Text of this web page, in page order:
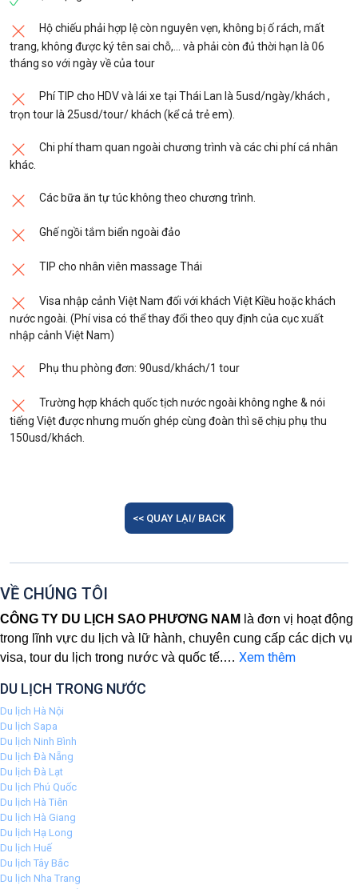
HDV làm thủ tục cho quý khách check in chuyến
bayVN604của hãngVietNamAirlines vào lúc
14:25 (Hoặc chuyến VJ804 lúc 14:00 hoặc
chuyến bay VU130 lúc 14:45)về lại Sài Gòn.
Đếnsân bay Tân Sơn Nhất, quý khách làm thủ
lời chia tay quý khách và hẹn gặp lại trong các
Liên hệ: Nguyễn Thuận – 093 1158 669 | 0918
Hộ chiếu phải hợp lệ còn nguyên vẹn, không bị ố rách, mất
trang, không được ký tên sai chỗ,… và phải còn đủ thời hạn là 06
tháng so với ngày về của tour
Phí TIP cho HDV và lái xe tại Thái Lan là 5usd/ngày/khách ,
trọn tour là 25usd/tour/ khách (kể cả trẻ em).
Chi phí tham quan ngoài chương trình và các chi phí cá nhân
khác.
Các bữa ăn tự túc không theo chương trình.
Ghế ngồi tắm biển ngoài đảo
TIP cho nhân viên massage Thái
Visa nhập cảnh Việt Nam đối với khách Việt Kiều hoặc khách
nước ngoài. (Phí visa có thể thay đổi theo quy định của cục xuất
nhập cảnh Việt Nam)
Phụ thu phòng đơn: 90usd/khách/1 tour
Trường hợp khách quốc tịch nước ngoài không nghe & nói
tiếng Việt được nhưng muốn ghép cùng đoàn thì sẽ chịu phụ thu
150usd/khách.
<< QUAY LẠI/ BACK
VỀ CHÚNG TÔI
CÔNG TY DU LỊCH SAO PHƯƠNG NAM là đơn vị hoạt động
trong lĩnh vực du lịch và lữ hành, chuyên cung cấp các dịch vụ
visa, tour du lịch trong nước và quốc tế.… Xem thêm
DU LỊCH TRONG NƯỚC
Du lịch Hà Nội
Du lịch Sapa
Du lịch Ninh Bình
Du lịch Đà Nẵng
Du lịch Đà Lạt
Du lịch Phú Quốc
Du lịch Hà Tiên
Du lịch Hà Giang
Du lịch Hạ Long
Du lịch Huế
Du lịch Tây Bắc
Du lịch Nha Trang